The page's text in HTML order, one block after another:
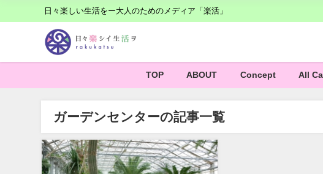
日々楽しい生活をー大人のためのメディア「楽活」
TOP ABOUT Concept All
ガーデンセンターの記事一覧